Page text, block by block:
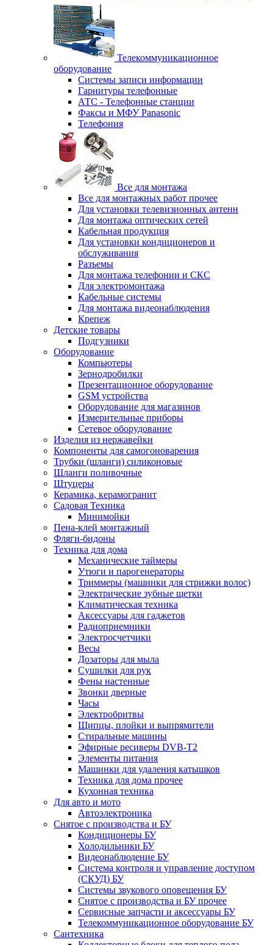
Телекоммуникационное
оборудование
Системы записи информации
Гарнитуры телефонные
АТС - Телефонные станции
Факсы и МФУ Panasonic
Телефония
Все для монтажа
Все для монтажных работ прочее
Для установки телевизионных антенн
Для монтажа оптических сетей
Кабельная продукция
Для установки кондиционеров и
обслуживания
Разъемы
Для монтажа телефонии и СКС
Для электромонтажа
Кабельные системы
Для монтажа видеонаблюдения
Крепеж
Детские товары
Подгузники
Оборудование
Компьютеры
Зернодробилки
Презентационное оборудование
GSM устройства
Оборудование для магазинов
Измерительные приборы
Сетевое оборудование
Изделия из нержавейки
Компоненты для самогоноварения
Трубки (шланги) силиконовые
Шланги поливочные
Штуцеры
Керамика, керамогранит
Садовая Техника
Минимойки
Пена-клей монтажный
Фляги-бидоны
Техника для дома
Механические таймеры
Утюги и парогенераторы
Триммеры (машинки для стрижки волос)
Электрические зубные щетки
Климатическая техника
Аксессуары для гаджетов
Радиоприемники
Электросчетчики
Весы
Дозаторы для мыла
Сушилки для рук
Фены настенные
Звонки дверные
Часы
Электробритвы
Щипцы, плойки и выпрямители
Стиральные машины
Эфирные ресиверы DVB-T2
Элементы питания
Машинки для удаления катышков
Техника для дома прочее
Кухонная техника
Для авто и мото
Автоэлектроника
Снятое с производства и БУ
Кондиционеры БУ
Холодильники БУ
Видеонаблюдение БУ
Система контроля и управление доступом
(СКУД) БУ
Системы звукового оповещения БУ
Снятое с производства и БУ прочее
Сервисные запчасти и аксессуары БУ
Телекоммуникационное оборудование БУ
Сантехника